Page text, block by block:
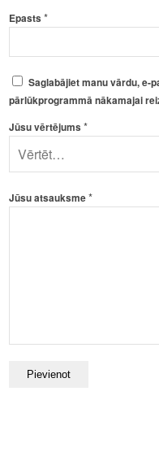
Epasts*
Saglabājiet manu vārdu, e-
pārlūkprogrammā nākamajai
Jūsu vērtējums*
Jūsu atsauksme*